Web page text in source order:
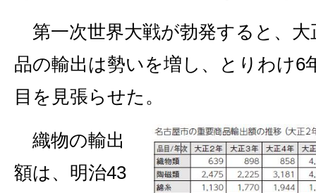
第一次世界大戦が勃発すると、大
品の輸出は勢いを増し、とりわけ6
目を見張らせた。
織物の輸出
額は、明治43